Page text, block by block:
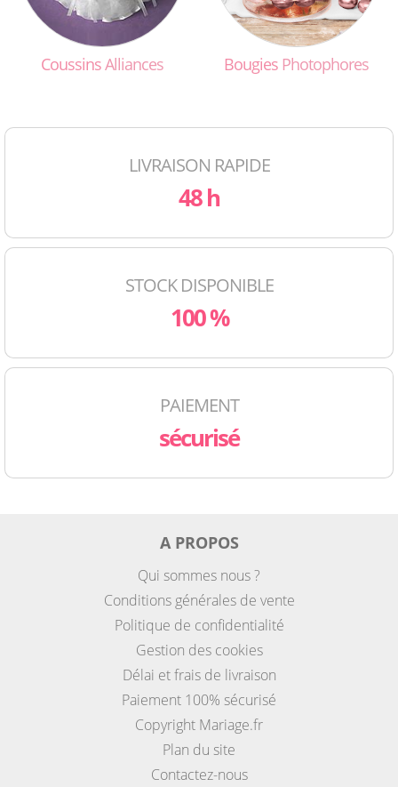
CoussinsAlliances Bougies Photophores
LIVRAISON RAPIDE
48 h
STOCK DISPONIBLE
100 %
PAIEMENT
sécurisé
A PROPOS
Qui sommes nous ?
Conditions générales de vente
Politique de confidentialité
Gestion des cookies
Délai et frais de livraison
Paiement 100% sécurisé
Copyright Mariage.fr
Plan du site
Contactez-nous